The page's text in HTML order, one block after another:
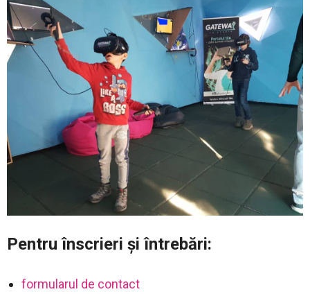
Pentru înscrieri și întrebări:
formularul de contact